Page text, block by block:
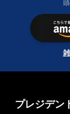
プレジデン